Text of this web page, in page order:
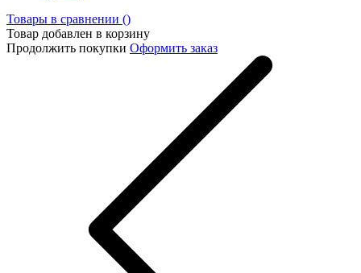
Товары в сравнении ()
Товар добавлен в корзину
Продолжить покупки Оформить заказ